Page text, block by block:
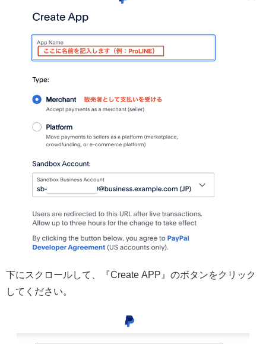
下にスクロールして、『Create APP』のボタンをクリック
してください。